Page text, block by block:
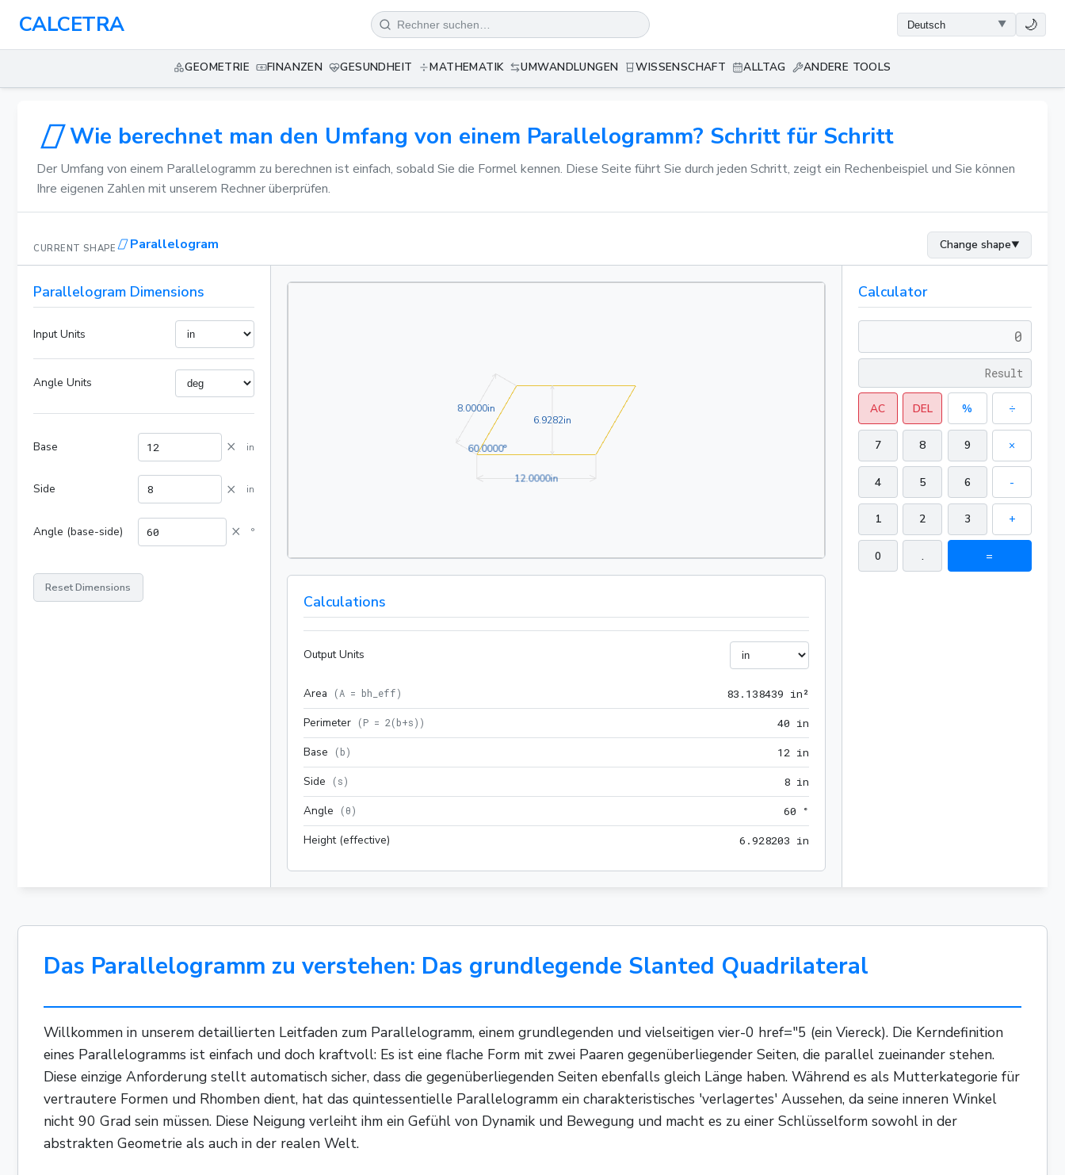
CALCETRA 🌙
GEOMETRIE FINANZEN GESUNDHEIT MATHEMATIK UMWANDLUNGEN WISSENSCHAFT ALLTAG ANDERE TOOLS
Wie berechnet man den Umfang von einem Parallelogramm? Schritt für Schritt
Der Umfang von einem Parallelogramm zu berechnen ist einfach, sobald Sie die Formel kennen. Diese Seite führt Sie durch jeden Schritt, zeigt ein Rechenbeispiel und Sie können
Ihre eigenen Zahlen mit unserem Rechner überprüfen.
CURRENT SHAPE Parallelogram Change shape▼
Parallelogram Dimensions
Input Units
Angle Units
Base × in
Side × in
Angle (base-side) × °
Reset Dimensions
12.0000in12.0000in
8.0000in8.0000in
6.9282in6.9282in
60.0000°60.0000°
Calculations
Output Units
Area (A = bh_eff) 83 . 1 38439 in²
Perimeter (P = 2(b+s) ) 40 in
Base (b) 12 in
Side (s) 8 in
Angle (θ) 60 °
Height (effective) 6 .928203 in
Calculator
AC DEL % ÷
7 8 9 ×
4 5 6 -
1 2 3 +
0 . =
Das Parallelogramm zu verstehen: Das grundlegende Slanted Quadrilateral
Willkommen in unserem detaillierten Leitfaden zum Parallelogramm, einem grundlegenden und vielseitigen vier-0 href="5 (ein Viereck). Die Kerndefinition
eines Parallelogramms ist einfach und doch kraftvoll: Es ist eine flache Form mit zwei Paaren gegenüberliegender Seiten, die parallel zueinander stehen.
Diese einzige Anforderung stellt automatisch sicher, dass die gegenüberliegenden Seiten ebenfalls gleich Länge haben. Während es als Mutterkategorie für
vertrautere Formen und Rhomben dient, hat das quintessentielle Parallelogramm ein charakteristisches 'verlagertes' Aussehen, da seine inneren Winkel
nicht 90 Grad sein müssen. Diese Neigung verleiht ihm ein Gefühl von Dynamik und Bewegung und macht es zu einer Schlüsselform sowohl in der
abstrakten Geometrie als auch in der realen Welt.